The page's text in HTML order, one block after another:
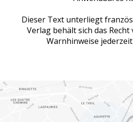
Dieser Text unterliegt
Verlag behält sich das Recht
Warnhinweise